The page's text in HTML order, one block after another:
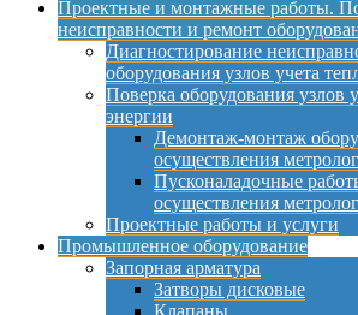
Проектные и монтажные работы.
неисправности и ремонт
Диагностирование
оборудования узлов учета
Поверка оборудования узлов
энергии
Демонтаж-монтаж
осуществления
Пусконаладочные
осуществления
Проектные работы и услуги
Промышленное оборудование
Запорная арматура
Затворы дисковые
Клапаны